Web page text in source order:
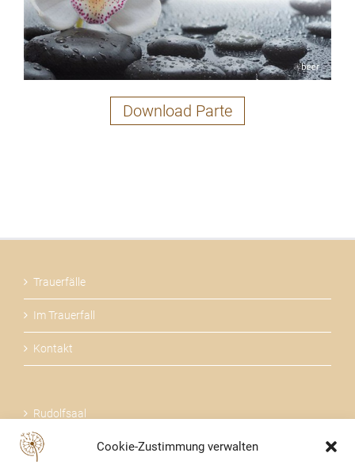
Cookie-Zustimmung verwalten
Download Parte
Trauerfälle
Im Trauerfall
Kontakt
Rudolfsaal
Über uns